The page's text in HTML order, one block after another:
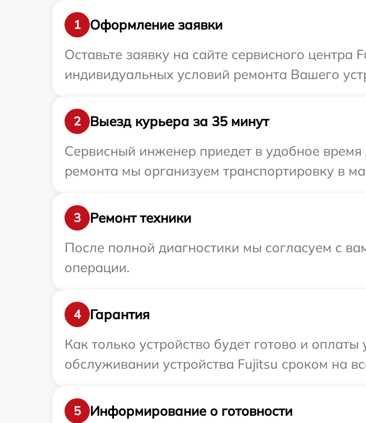
1
Оформление заявки
Оставьте заявку на сайте сервисного
индивидуальных условий ремонта Вашего
2
Выезд курьера за 35 минут
Сервисный инженер приедет в удобное
ремонта мы организуем транспортировку в
3
Ремонт техники
После полной диагностики мы согласуем с
операции.
4
Гарантия
Как только устройство будет готово и
обслуживании устройства Fujitsu сроком на
5
Информирование о готовности